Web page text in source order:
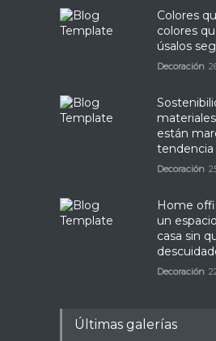
Colores
colores
úsalos
Decoración
están
tendencia
Decoración
Home
un
casa sin
Decoración
Últimas galerías